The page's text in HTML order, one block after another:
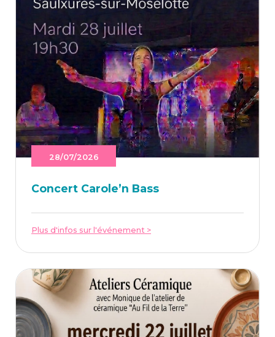
28/07/2026
Concert Caro­le’n Bass
Plus d'infos sur l'événement >